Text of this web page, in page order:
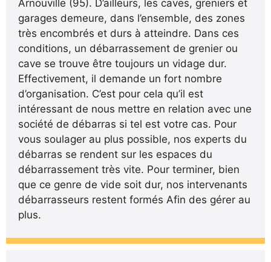
Arnouville (95). D’ailleurs, les caves, greniers et
garages demeure, dans l’ensemble, des zones
très encombrés et durs à atteindre. Dans ces
conditions, un débarrassement de grenier ou
cave se trouve être toujours un vidage dur.
Effectivement, il demande un fort nombre
d’organisation. C’est pour cela qu’il est
intéressant de nous mettre en relation avec une
société de débarras si tel est votre cas. Pour
vous soulager au plus possible, nos experts du
débarras se rendent sur les espaces du
débarrassement très vite. Pour terminer, bien
que ce genre de vide soit dur, nos intervenants
débarrasseurs restent formés Afin des gérer au
plus.